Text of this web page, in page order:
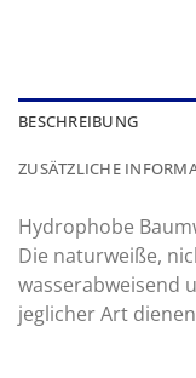
BESCHREIBUNG
ZUSÄTZLICHE
Hydrophobe
Die naturweiße,
wasserabweisend
jeglicher Art